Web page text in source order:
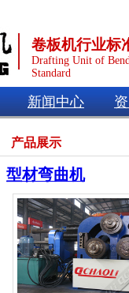
卷板机行业标
Drafting Unit of
Standard
新闻中心
产品展示
型材弯曲机